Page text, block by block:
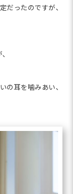
だったのですが、
の耳を噛みあい、